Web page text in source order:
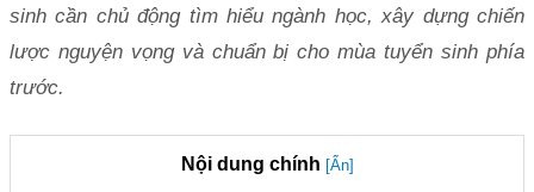
sinh cần chủ động tìm hiểu ngành học, xây dựng chiến
lược nguyện vọng và chuẩn bị cho mùa tuyển sinh phía
trước.
Nội dung chính [Ẩn]